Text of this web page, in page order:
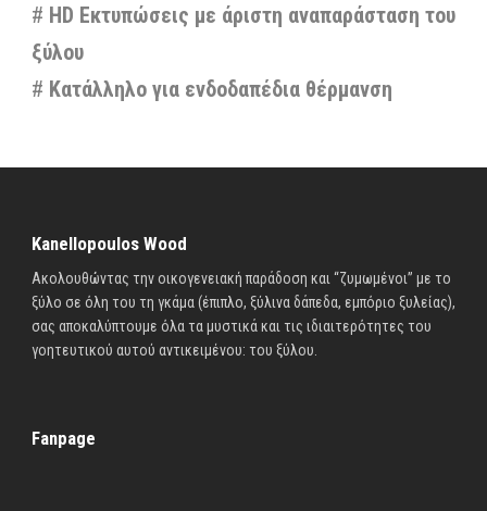
# HD Εκτυπώσεις με άριστη αναπαράσταση του
ξύλου
# Κατάλληλο για ενδοδαπέδια θέρμανση
Kanellopoulos Wood
Ακολουθώντας την οικογενειακή παράδοση και “ζυμωμένοι” με το
ξύλο σε όλη του τη γκάμα (έπιπλο, ξύλινα δάπεδα, εμπόριο ξυλείας),
σας αποκαλύπτουμε όλα τα μυστικά και τις ιδιαιτερότητες του
γοητευτικού αυτού αντικειμένου: του ξύλου.
Fanpage